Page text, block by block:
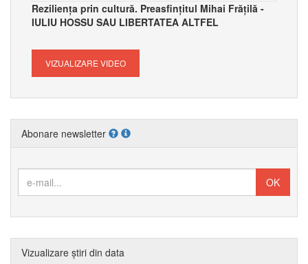
Reziliența prin cultură. Preasfințitul Mihai Frățilă -
IULIU HOSSU SAU LIBERTATEA ALTFEL
VIZUALIZARE VIDEO
Abonare newsletter
Vizualizare știri din data